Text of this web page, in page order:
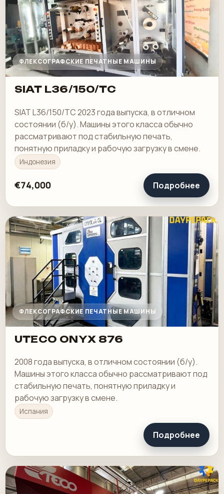
ФЛЕКСОГРАФСКИЕ ПЕЧАТНЫЕ МАШИНЫ
SIAT L36/150/TC
SIAT L36/150/TC 2023 года выпуска, в отличном
состоянии (б/у). Машины этого класса обычно
рассматривают под стабильную печать,
понятную приладку и рабочую загрузку в смене.
Индонезия
€74,000 Подробнее
ФЛЕКСОГРАФСКИЕ ПЕЧАТНЫЕ МАШИНЫ
UTECO ONYX 876
2008 года выпуска, в отличном состоянии (б/у).
Машины этого класса обычно рассматривают под
стабильную печать, понятную приладку и
рабочую загрузку в смене.
Испания
Подробнее